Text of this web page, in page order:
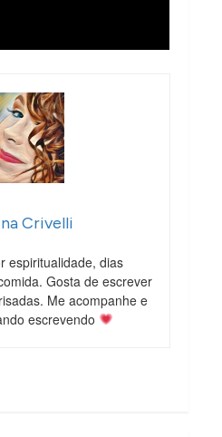
Crivelli
espiritualidade, dias
Gosta de escrever
Me acompanhe e
escrevendo